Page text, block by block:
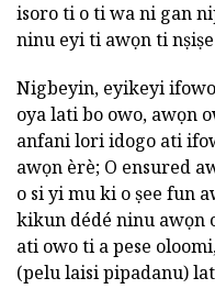
isoro ti o ti wa ni gan
ninu eyi ti awọn ti
Nigbeyin, eyikeyi
oya lati bo owo, awọn
anfani lori idogo ati
awọn èrè; O ensured
o si yi mu ki o ṣee fun
kikun dédé ninu awọn
ati owo ti a pese
(pelu laisi pipadanu)